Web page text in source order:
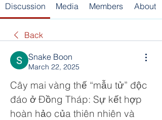
Discussion Media Members About
Back
Snake Boon
March 22, 2025
Cây mai vàng thế “mẫu tử” độc
đáo ở Đồng Tháp: Sự kết hợp
hoàn hảo của thiên nhiên và